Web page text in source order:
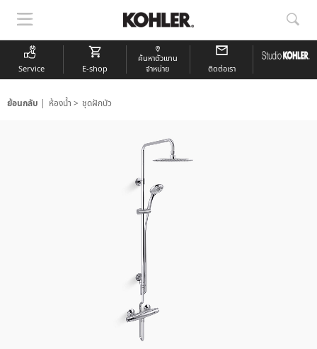
แสดง
การนำ
ทาง
แส
การ
ค้นห
Service E-shop
ค้นหาตัวแทน
จำหน่าย
ติดต่อเรา
ย้อนกลับ ห้องน้ำ ชุดฝักบัว